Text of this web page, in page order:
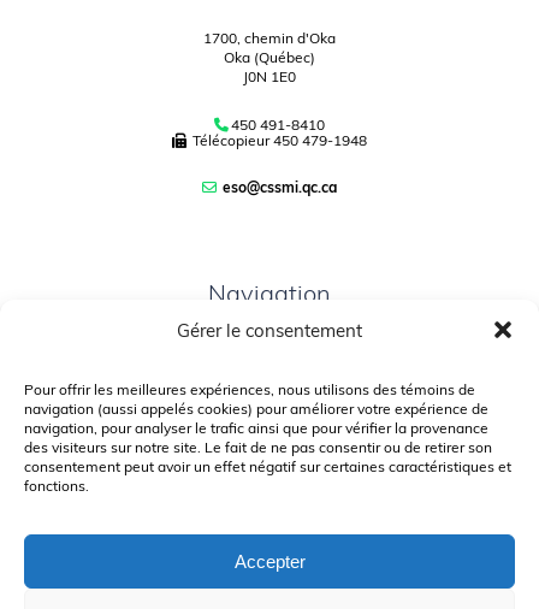
Gérer le consentement
Pour offrir les meilleures expériences, nous utilisons des témoins de
navigation (aussi appelés cookies) pour améliorer votre expérience de
navigation, pour analyser le trafic ainsi que pour vérifier la provenance
des visiteurs sur notre site. Le fait de ne pas consentir ou de retirer son
consentement peut avoir un effet négatif sur certaines caractéristiques et
fonctions.
Accepter
1700, chemin d'Oka
Oka (Québec)
J0N 1E0
450 491-8410
Télécopieur450 479-1948
eso@cssmi.qc.ca
Navigation
PORTAIL PARENTS
PLAINTE – SERVICE À L’ÉLÈVE
POLITIQUE DE CONFIDENTIALITÉ